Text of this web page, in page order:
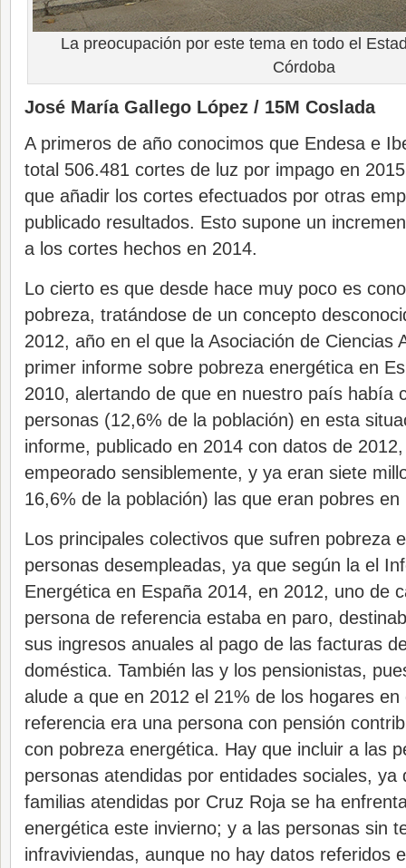
La preocupación por este tema en todo el
Córdoba
José María Gallego López / 15M Coslada
A primeros de año conocimos que Endesa e
total 506.481 cortes de luz por impago en
que añadir los cortes efectuados por otras
publicado resultados. Esto supone un
a los cortes hechos en 2014.
Lo cierto es que desde hace muy poco es
pobreza, tratándose de un concepto
2012, año en el que la Asociación de Ciencias
primer informe sobre pobreza energética en
2010, alertando de que en nuestro país había
personas (12,6% de la población) en esta
informe, publicado en 2014 con datos de
empeorado sensiblemente, y ya eran siete
16,6% de la población) las que eran pobres
Los principales colectivos que sufren pobreza
personas desempleadas, ya que según la el
Energética en España 2014, en 2012, uno de
persona de referencia estaba en paro,
sus ingresos anuales al pago de las facturas
doméstica. También las y los pensionistas,
alude a que en 2012 el 21% de los hogares
referencia era una persona con pensión
con pobreza energética. Hay que incluir a las
personas atendidas por entidades sociales, ya
familias atendidas por Cruz Roja se ha
energética este invierno; y a las personas sin
infraviviendas, aunque no hay datos referidos